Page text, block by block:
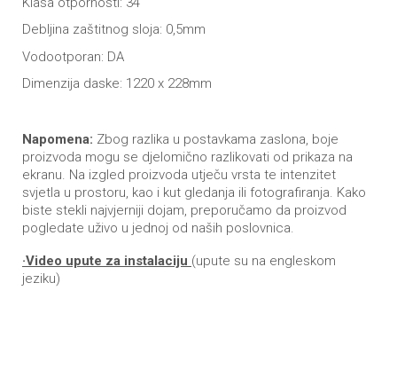
Debljina zaštitnog sloja: 0,5mm
Vodootporan: DA
Dimenzija daske: 1220 x 228mm
Napomena: Zbog razlika u postavkama zaslona, boje
proizvoda mogu se djelomično razlikovati od prikaza na
ekranu. Na izgled proizvoda utječu vrsta te intenzitet
svjetla u prostoru, kao i kut gledanja ili fotografiranja. Kako
biste stekli najvjerniji dojam, preporučamo da proizvod
pogledate uživo u jednoj od naših poslovnica.
·Video upute za instalaciju (upute su na engleskom
jeziku)